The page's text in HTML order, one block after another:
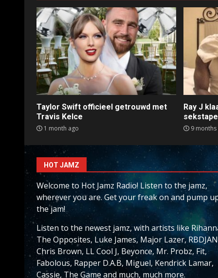
Taylor Swift officieel getrouwd met
Travis Kelce
1 month ago
Ray J
sekstape
9 months
HOT JAMZ
Welcome to Hot Jamz Radio! Listen to the jamz,
wherever you are. Get your freak on and pump
the jam!
Listen to the newest jamz, with artists like
The Opposites, Luke James, Major Lazer,
Chris Brown, LL Cool J, Beyonce, Mr. Probz, Fit,
Fabolous, Rapper D.A.B, Miguel, Kendrick Lamar,
Cassie, The Game and much, much more.